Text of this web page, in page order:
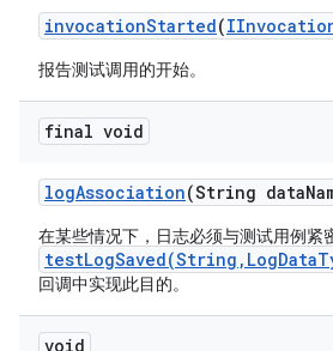
invocationStarted(
报告测试调用的开始。
final void
logAssociation(String data
在某些情况下，日志必须与测试用例紧
回调中实现此目的。
void